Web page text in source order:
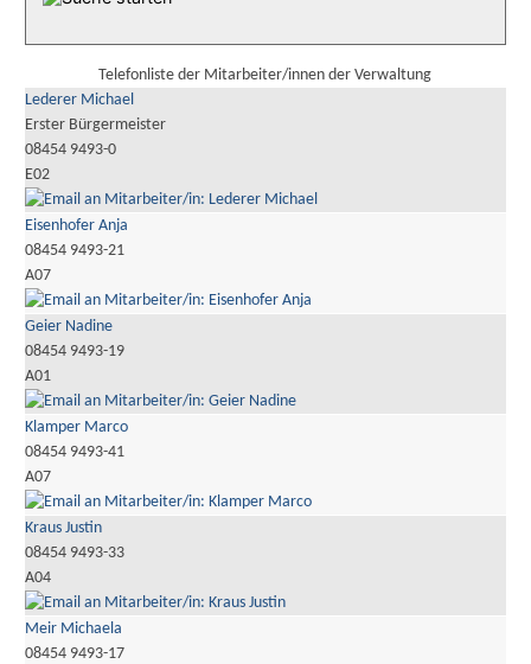
Telefonliste der Mitarbeiter/innen der Verwaltung
Lederer Michael
Erster Bürgermeister
08454 9493-0
E02
Eisenhofer Anja
08454 9493-21
A07
Geier Nadine
08454 9493-19
A01
Klamper Marco
08454 9493-41
A07
Kraus Justin
08454 9493-33
A04
Meir Michaela
08454 9493-17